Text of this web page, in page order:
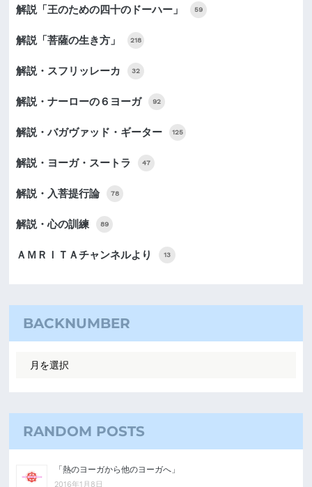
解説「王のための四十のドーハー」 59
解説「菩薩の生き方」 218
解説・スフリッレーカ 32
解説・ナーローの６ヨーガ 92
解説・バガヴァッド・ギーター 125
解説・ヨーガ・スートラ 47
解説・入菩提行論 78
解説・心の訓練 89
ＡＭＲＩＴＡチャンネルより 13
BACKNUMBER
RANDOM POSTS
「熱のヨーガから他のヨーガへ」
2016年1月8日